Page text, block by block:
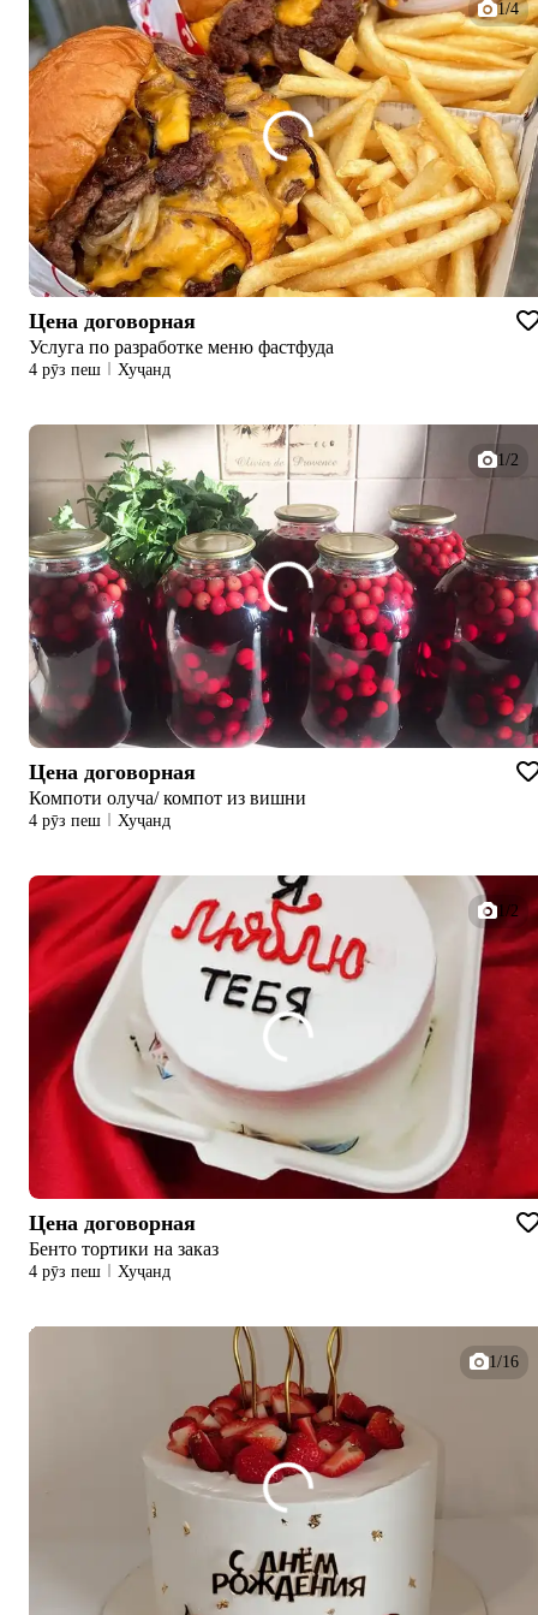
1/4
Цена договорная
Услуга по разработке меню фастфуда
4 рӯз пеш Хуҷанд
1/2
Цена договорная
Компоти олуча/ компот из вишни
4 рӯз пеш Хуҷанд
1/2
Цена договорная
Бенто тортики на заказ
4 рӯз пеш Хуҷанд
1/16